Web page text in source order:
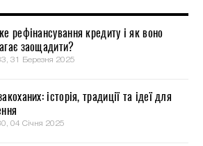
рефінансування кредиту і як воно
заощадити?
31 Березня 2025
історія, традиції та ідеї для
04 Січня 2025